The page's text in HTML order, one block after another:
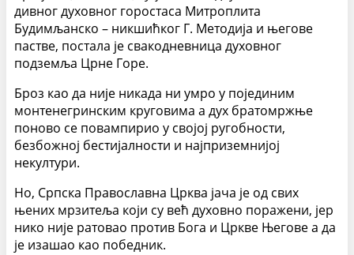
дивног духовног горостаса Митроплита
Будимљанско – никшићког Г. Методија и његове
пастве, постала је свакодневница духовног
подземља Црне Горе.
Броз као да није никада ни умро у појединим
монтенегринским круговима а дух братомржње
поново се повампирио у својој ругобности,
безбожној бестијалности и најприземнијој
некултури.
Но, Српска Православна Црква јача је од свих
њених мрзитеља који су већ духовно поражени, јер
нико није ратовао против Бога и Цркве Његове а да
је изашао као победник.